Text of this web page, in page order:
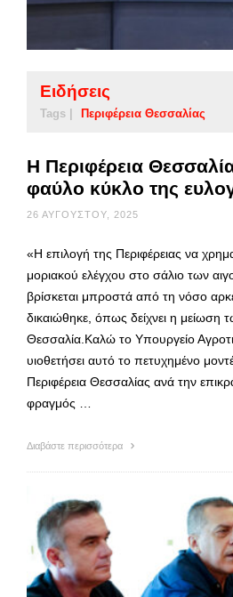
Ειδήσεις
Tags | Περιφέρεια Θεσσαλίας
Η Περιφέρεια
φαύλο κύκλο της
26 ΑΥΓΟΎΣΤΟΥ, 2025
«Η επιλογή της Περιφέρειας να
μοριακού ελέγχου στο σάλιο των
βρίσκεται μπροστά από τη νόσο
δικαιώθηκε, όπως δείχνει η μείωση
Θεσσαλία.Καλώ το Υπουργείο
υιοθετήσει αυτό το πετυχημένο
Περιφέρεια Θεσσαλίας ανά την
φραγμός …
Διαβάστε περισσότερα